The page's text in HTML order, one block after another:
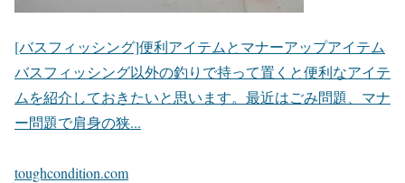
[バスフィッシング]便利アイテムとマナーアップアイテム
バスフィッシング以外の釣りで持って置くと便利なアイテ
ムを紹介しておきたいと思います。最近はごみ問題、マナ
ー問題で肩身の狭...
toughcondition.com